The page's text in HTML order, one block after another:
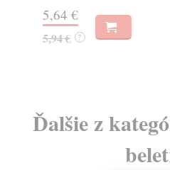
5,64 €
5,94 € ?
Ďalšie z